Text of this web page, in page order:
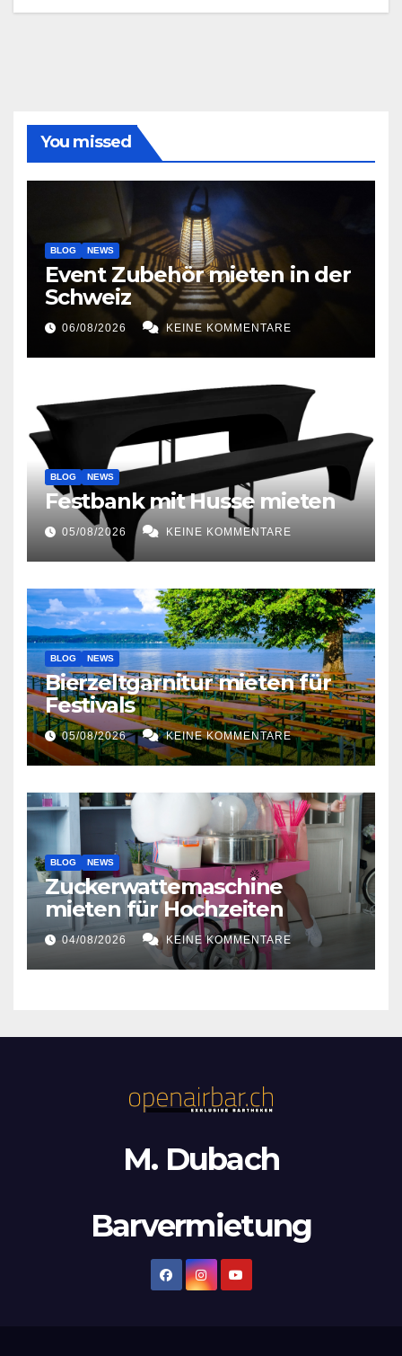
You missed
BLOG NEWS
Event Zubehör mieten in der
Schweiz
06/08/2026 KEINE KOMMENTARE
BLOG NEWS
Festbank mit Husse mieten
05/08/2026 KEINE KOMMENTARE
BLOG NEWS
Bierzeltgarnitur mieten für
Festivals
05/08/2026 KEINE KOMMENTARE
BLOG NEWS
Zuckerwattemaschine
mieten für Hochzeiten
04/08/2026 KEINE KOMMENTARE
M. Dubach
Barvermietung